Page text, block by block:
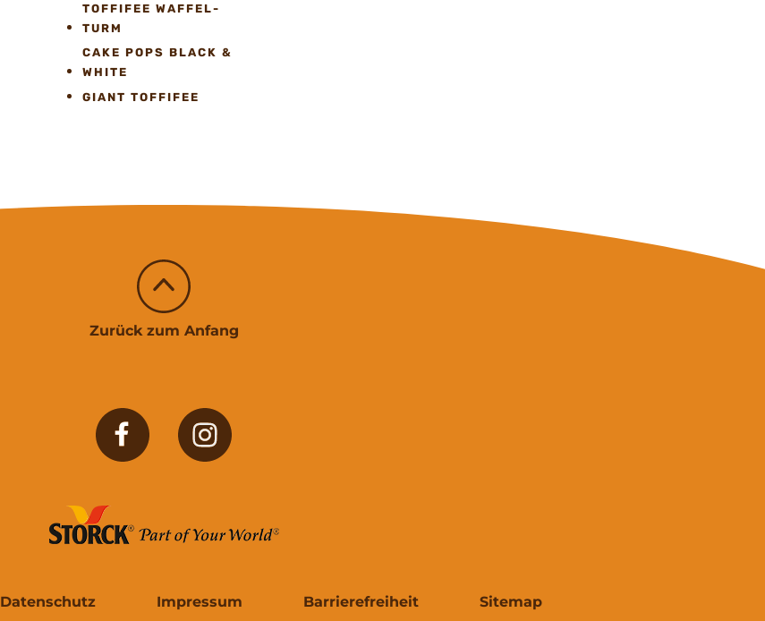
TOFFIFEE WAFFEL-
TURM
CAKE POPS BLACK &
WHITE
GIANT TOFFIFEE
Zurück zum Anfang
Datenschutz Impressum Barrierefreiheit Sitemap